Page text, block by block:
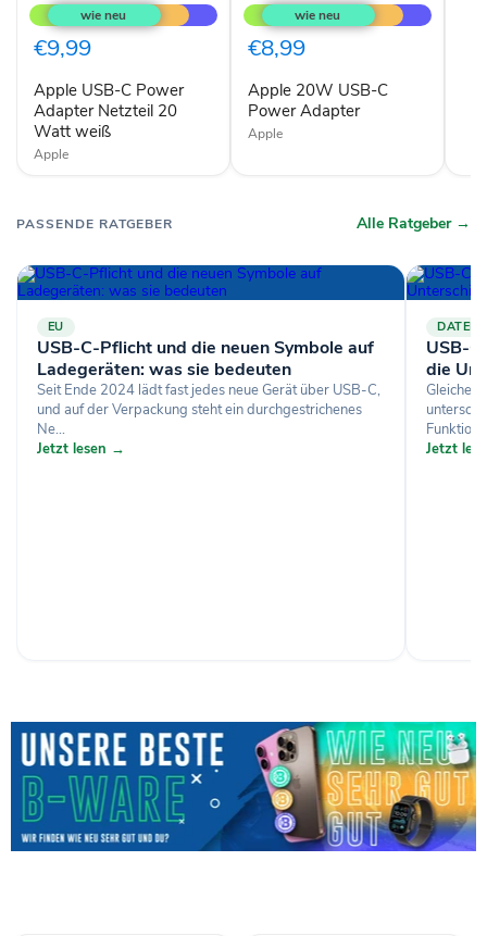
USB-
C
Power
Adapter
20
Watt
weiß
€9,99
Apple USB-C Power
Adapter Netzteil 20
Watt weiß
Apple
20W
USB-
C
Power
€8,99
Apple 20W USB-C
Power Adapter
Apple
PASSENDE RATGEBER Alle Ratgeber →
EU
USB-C-Pflicht und die neuen Symbole auf
Ladegeräten: was sie bedeuten
Seit Ende 2024 lädt fast jedes neue Gerät über USB-C,
und auf der Verpackung steht ein durchgestrichenes
Ne...
Jetzt lesen →
USB-
die
Gleicher
Jetzt